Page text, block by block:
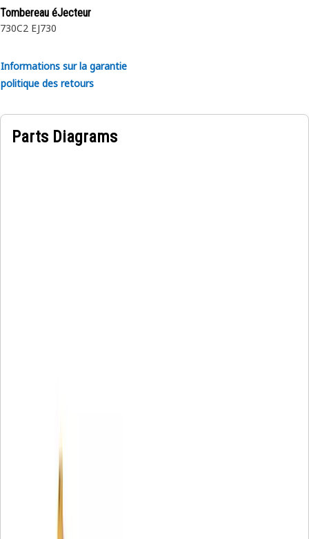
Tombereau éJecteur
730C2 EJ730
Informations sur la garantie
politique des retours
Parts Diagrams